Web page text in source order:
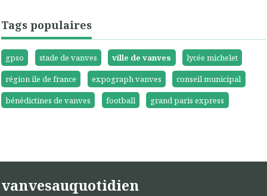
Tags populaires
gpso stade de vanves ville de vanves
lycée michelet
région ile de france
expograph vanves
conseil municipal
bénédictines de vanves
football grand paris express
vanvesauquotidien